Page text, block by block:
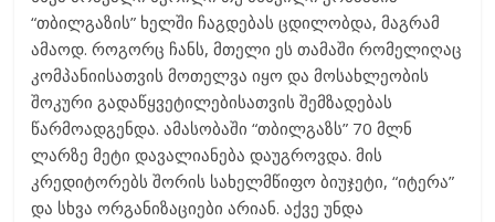
“თბილგაზის” ხელში ჩაგდებას ცდილობდა, მაგრამ
ამაოდ. როგორც ჩანს, მთელი ეს თამაში რომელიღაც
კომპანიისათვის მოთელვა იყო და მოსახლეობის
შოკური გადაწყვეტილებისათვის შემზადებას
წარმოადგენდა. ამასობაში “თბილგაზს” 70 მლნ
ლარზე მეტი დავალიანება დაუგროვდა. მის
კრედიტორებს შორის სახელმწიფო ბიუჯეტი, “იტერა”
და სხვა ორგანიზაციები არიან. აქვე უნდა